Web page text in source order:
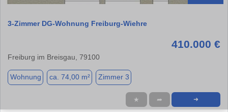
3-Zimmer DG-Wohnung Freiburg-Wiehre
410.000 €
Freiburg im Breisgau, 79100
Wohnung ca. 74,00 m² Zimmer 3
★ ➦ ➜